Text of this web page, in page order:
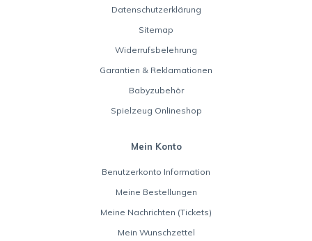
Datenschutzerklärung
Sitemap
Widerrufsbelehrung
Garantien & Reklamationen
Babyzubehör
Spielzeug Onlineshop
Mein Konto
Benutzerkonto Information
Meine Bestellungen
Meine Nachrichten (Tickets)
Mein Wunschzettel